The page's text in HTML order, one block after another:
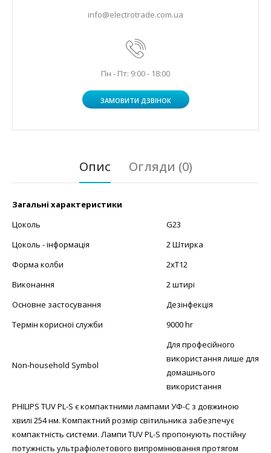
info@electrotrade.com.ua
Пн - Пт: 9:00 - 18:00
ЗАМОВИТИ ДЗВІНОК
Опис Огляди (0)
Загальні характеристики
Цоколь
G23
Цоколь - інформація
2 Штирка
Форма колби
2xT12
Виконання
2 штирі
Основне застосування
Дезінфекція
Термін корисної служби
9000 hr
Non-household Symbol
Для професійного
використання лише для
домашнього
використання
PHILIPS TUV PL-S є компактними лампами УФ-С з довжиною
хвилі 254 нм. Компактний розмір світильника забезпечує
компактність системи. Лампи TUV PL-S пропонують постійну
потужність ультрафіолетового випромінювання протягом